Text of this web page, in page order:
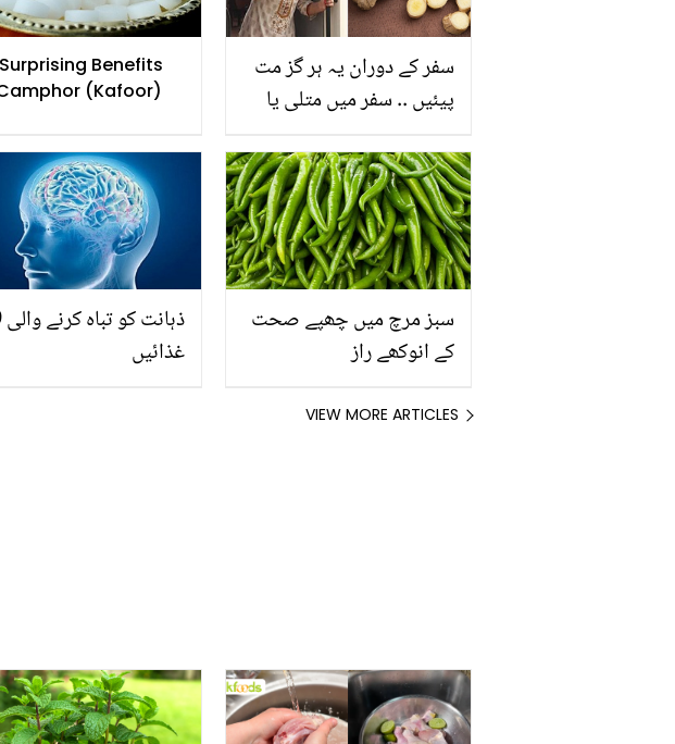
Benefits
(Kafoor)
سفر کے دوران یہ ہر گز مت
پیئیں .. سفر میں متلی یا
کرنا چاہیئے اور کیا نہیں
غذائیں
سبز مرچ میں چھپے صحت
کے انوکھے راز
VIEW MORE ARTICLES